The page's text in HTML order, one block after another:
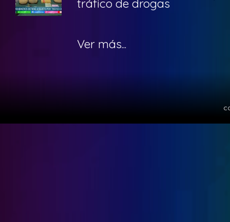
tráfico de drogas
Ver más...